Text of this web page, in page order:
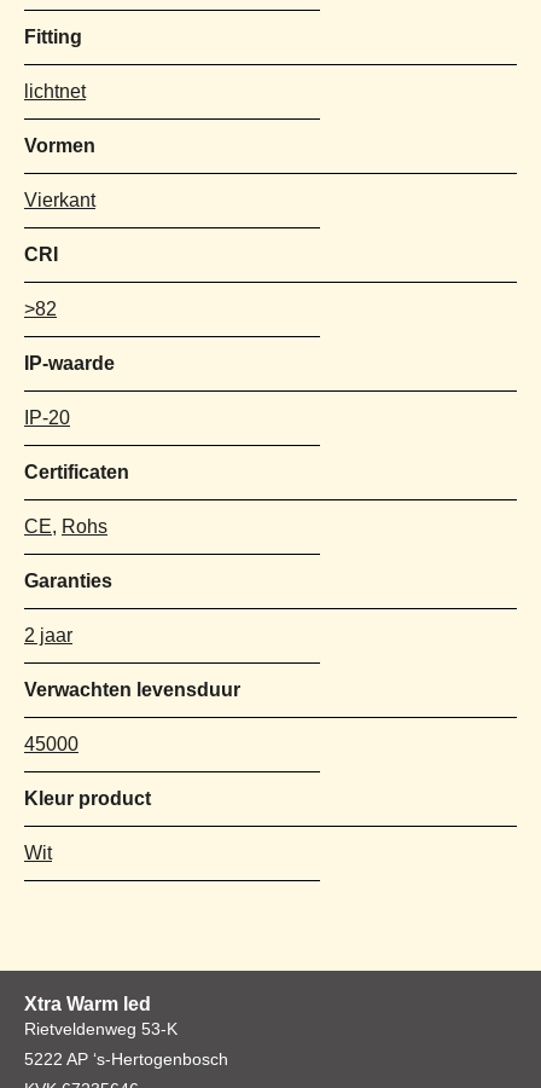
Fitting
lichtnet
Vormen
Vierkant
CRI
>82
IP-waarde
IP-20
Certificaten
CE, Rohs
Garanties
2 jaar
Verwachten levensduur
45000
Kleur product
Wit
Xtra Warm led
Rietveldenweg 53-K
5222 AP ‘s-Hertogenbosch